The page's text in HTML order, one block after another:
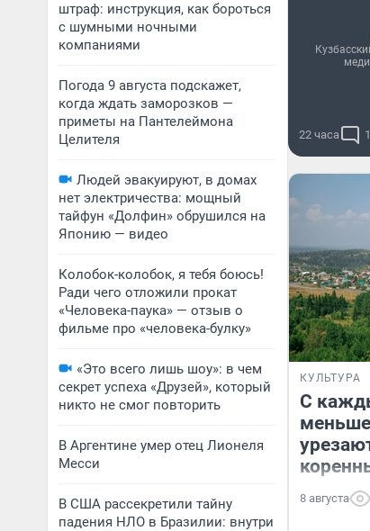
штраф: инструкция, как бороться
с шумными ночными
компаниями
Погода 9 августа подскажет,
когда ждать заморозков —
приметы на Пантелеймона
Целителя
Людей эвакуируют, в домах
нет электричества: мощный
тайфун «Долфин» обрушился на
Японию — видео
Колобок-колобок, я тебя боюсь!
Ради чего отложили прокат
«Человека-паука» — отзыв о
фильме про «человека-булку»
«Это всего лишь шоу»: в чем
секрет успеха «Друзей», который
никто не смог повторить
В Аргентине умер отец Лионеля
Месси
В США рассекретили тайну
падения НЛО в Бразилии: внутри
22 часа
КУЛЬТУРА
С
8 августа